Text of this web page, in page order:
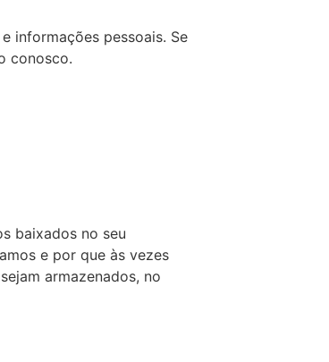
informações pessoais. Se
conosco.
baixados no seu
e por que às vezes
armazenados, no